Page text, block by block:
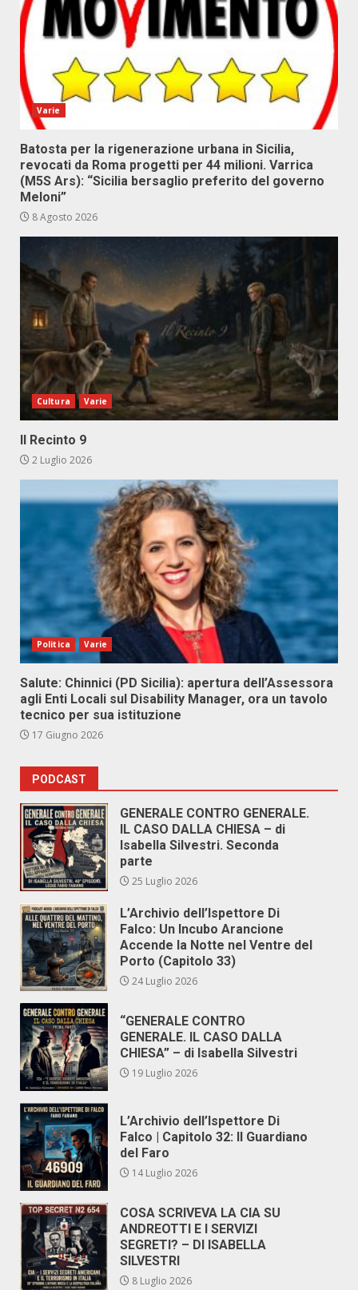
Varie
Batosta per la rigenerazione urbana in Sicilia,
revocati da Roma progetti per 44 milioni. Varrica
(M5S Ars): “Sicilia bersaglio preferito del governo
Meloni”
8 Agosto 2026
Cultura Varie
Il Recinto 9
2 Luglio 2026
Politica Varie
Salute: Chinnici (PD Sicilia): apertura dell’Assessora
agli Enti Locali sul Disability Manager, ora un tavolo
tecnico per sua istituzione
17 Giugno 2026
PODCAST
GENERALE CONTRO GENERALE.
IL CASO DALLA CHIESA – di
Isabella Silvestri. Seconda
parte
25 Luglio 2026
L’Archivio dell’Ispettore Di
Falco: Un Incubo Arancione
Accende la Notte nel Ventre del
Porto (Capitolo 33)
24 Luglio 2026
“GENERALE CONTRO
GENERALE. IL CASO DALLA
CHIESA” – di Isabella Silvestri
19 Luglio 2026
L’Archivio dell’Ispettore Di
Falco | Capitolo 32: Il Guardiano
del Faro
14 Luglio 2026
COSA SCRIVEVA LA CIA SU
ANDREOTTI E I SERVIZI
SEGRETI? – DI ISABELLA
SILVESTRI
8 Luglio 2026